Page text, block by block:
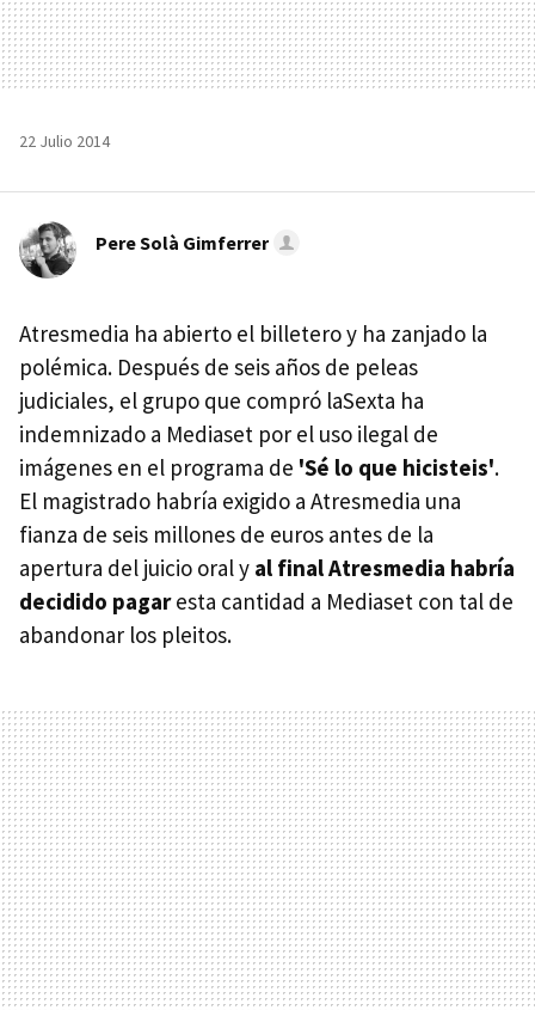
22 Julio 2014
Pere Solà Gimferrer
Atresmedia ha abierto el billetero y ha zanjado la
polémica. Después de seis años de peleas
judiciales, el grupo que compró laSexta ha
indemnizado a Mediaset por el uso ilegal de
imágenes en el programa de 'Sé lo que hicisteis'.
El magistrado habría exigido a Atresmedia una
fianza de seis millones de euros antes de la
apertura del juicio oral y al final Atresmedia habría
decidido pagaresta cantidad a Mediaset con tal de
abandonar los pleitos.